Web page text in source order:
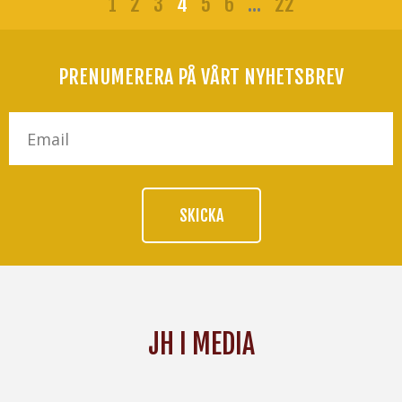
PRENUMERERA PÅ VÅRT NYHETSBREV
SKICKA
JH I MEDIA